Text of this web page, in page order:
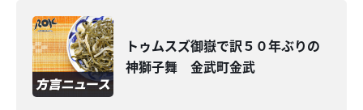
トゥムスズ御嶽で訳５０年ぶりの
神獅子舞 金武町金武